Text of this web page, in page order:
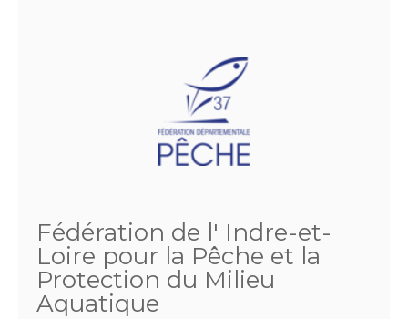
Fédération de l' Indre-et-
Loire pour la Pêche et la
Protection du Milieu
Aquatique